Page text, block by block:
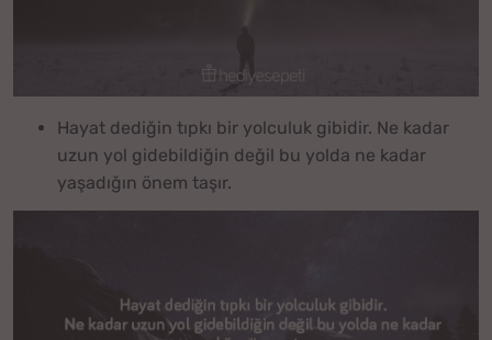
Hayat dediğin tıpkı bir yolculuk gibidir. Ne kadar
uzun yol gidebildiğin değil bu yolda ne kadar
yaşadığın önem taşır.